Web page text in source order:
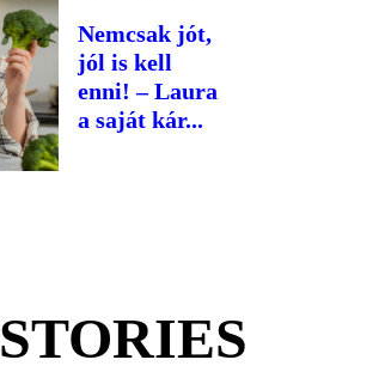
Nemcsak jót,
jól is kell
enni! – Laura
a saját kár...